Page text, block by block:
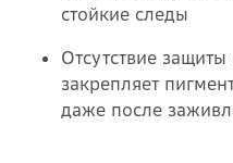
стойкие следы
Отсутствие
закрепляет
даже после